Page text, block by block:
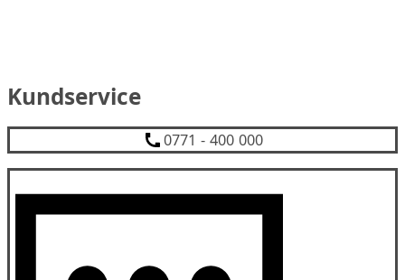
Kundservice
0771 - 400 000